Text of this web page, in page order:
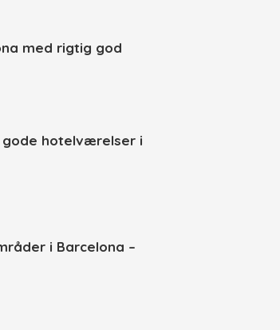
med rigtig god
gode hotelværelser i
i Barcelona –